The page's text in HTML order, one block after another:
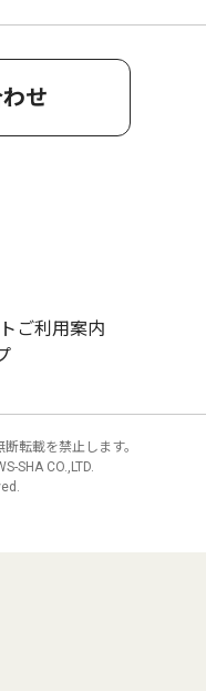
せ
ご利用案内
転載を禁止します。
SHA CO.,LTD.